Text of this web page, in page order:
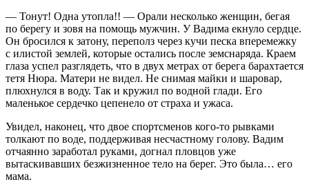
— Тонут! Одна утопла!! — Орали несколько женщин, бегая
по берегу и зовя на помощь мужчин. У Вадима екнуло сердце.
Он бросился к затону, переполз через кучи песка вперемежку
с илистой землей, которые остались после земснаряда. Краем
глаза успел разглядеть, что в двух метрах от берега барахтается
тетя Нюра. Матери не видел. Не снимая майки и шаровар,
плюхнулся в воду. Так и кружил по водной глади. Его
маленькое сердечко цепенело от страха и ужаса.
Увидел, наконец, что двое спортсменов кого-то рывками
толкают по воде, поддерживая несчастному голову. Вадим
отчаянно заработал руками, догнал пловцов уже
вытаскивавших безжизненное тело на берег. Это была… его
мама.